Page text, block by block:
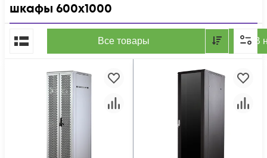
шкафы 600x1000
Все товары В
По популярности